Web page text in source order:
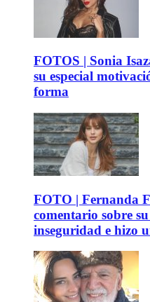
FOTOS | Sonia
su especial
forma
FOTO | Fernanda
comentario sobre
inseguridad e hizo